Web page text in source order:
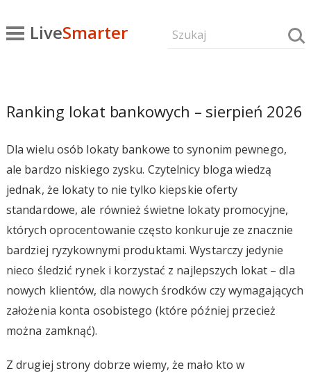
LiveSmarter
Ranking lokat bankowych – sierpień 2026
Dla wielu osób lokaty bankowe to synonim pewnego,
ale bardzo niskiego zysku. Czytelnicy bloga wiedzą
jednak, że lokaty to nie tylko kiepskie oferty
standardowe, ale również świetne lokaty promocyjne,
których oprocentowanie często konkuruje ze znacznie
bardziej ryzykownymi produktami. Wystarczy jedynie
nieco śledzić rynek i korzystać z najlepszych lokat – dla
nowych klientów, dla nowych środków czy wymagających
założenia konta osobistego (które później przecież
można zamknąć).
Z drugiej strony dobrze wiemy, że mało kto w